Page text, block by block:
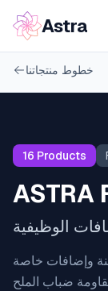
Astra
خطوط منتجاتنا
16 Products
ASTRA
الوظيفية
وإضافات خاصة
ضباب الملح